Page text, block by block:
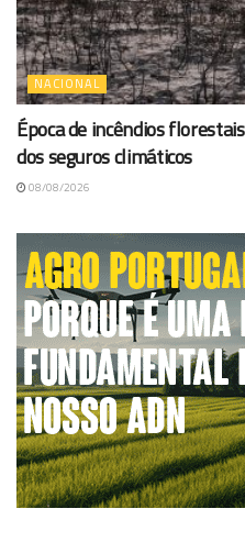
NACIONAL
Época de incêndios
dos seguros climáticos
08/08/2026